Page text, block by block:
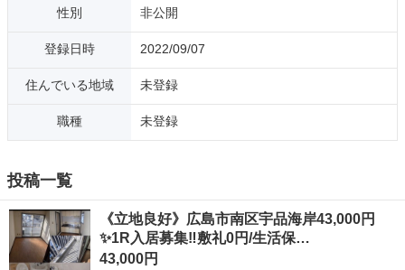
性別 非公開
登録日時 2022/09/07
住んでいる地域 未登録
職種 未登録
投稿一覧
《立地良好》広島市南区宇品海岸43,000円
✨1R入居募集‼️敷礼0円/生活保…
43,000円